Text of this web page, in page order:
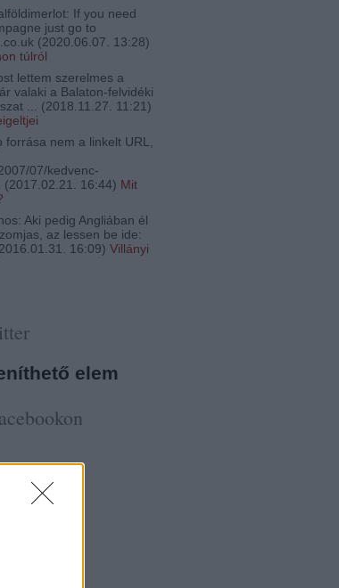
If you need
just go to
(2020.06.07. 13:28)
túlról
lettem szerelmes a
valaki a Balaton-felvidéki
... (2018.11.27. 11:21)
forrása nem a linkelt URL,
07/kedvenc-
(2017.02.21. 16:44) Mit
Aki pedig Angliában él
az lessen be ide:
2016.01.31. 16:09) Villányi
elem